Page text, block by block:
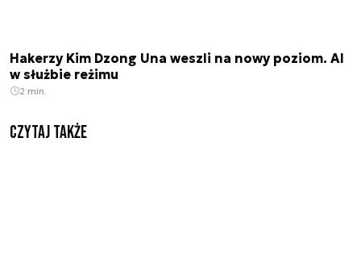
Hakerzy Kim Dzong Una weszli na nowy poziom. AI
w służbie reżimu
2 min.
Czytaj także